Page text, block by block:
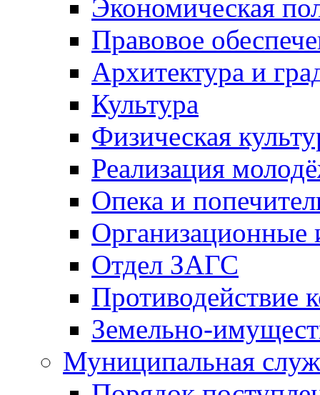
Экономическая
Правовое
Архитектура и
Культура
Физическая
Реализация
Опека и
Отдел ЗАГС
Противодействие
Земельно-
Муниципальная